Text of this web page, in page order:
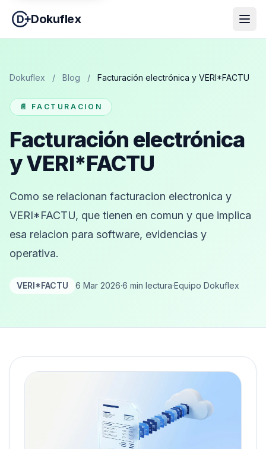
Dokuflex
Dokuflex / Blog / Facturación electrónica y VERI*FACTU
📄 FACTURACION
Facturación electrónica
y VERI*FACTU
Como se relacionan facturacion electronica y
VERI*FACTU, que tienen en comun y que implica
esa relacion para software, evidencias y
operativa.
VERI*FACTU 6 Mar 2026·6 min lectura·Equipo Dokuflex